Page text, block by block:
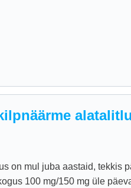
on mul juba aastaid, tekkis
100 mg/150 mg üle